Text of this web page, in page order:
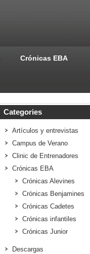
Crónicas EBA
Categories
Artículos y entrevistas
Campus de Verano
Clinic de Entrenadores
Crónicas EBA
Crónicas Alevines
Crónicas Benjamines
Crónicas Cadetes
Crónicas infantiles
Crónicas Junior
Descargas